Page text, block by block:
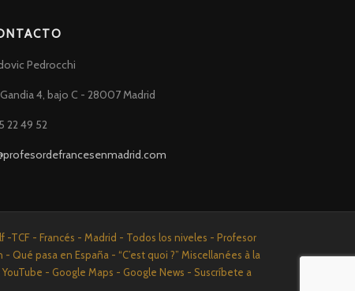
Pedrocchi
4, bajo C - 28007 Madrid
22 49 52
TCF - Francés - Madrid - Todos los niveles - Profesor
pasa en España - “C’est quoi ?” Miscellanées à la
- Google Maps - Google News - Suscríbete a